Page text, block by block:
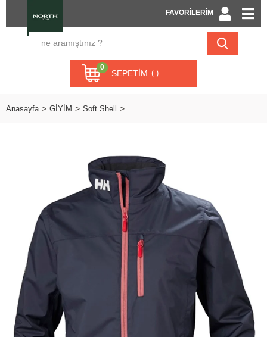
FAVORİLERİM
SEPETIM
0
Anasayfa GİYİM Soft Shell